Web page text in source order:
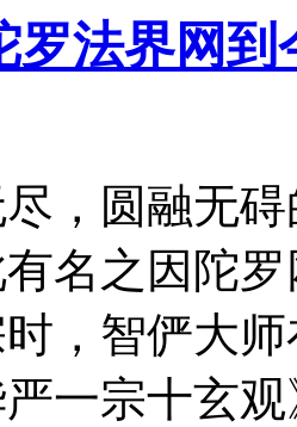
罗法界网
，圆融无
有名之因陀
， 智俨大师
一宗十玄